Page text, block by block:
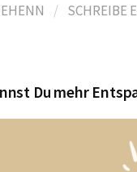
/ SCHREIBE
Du mehr